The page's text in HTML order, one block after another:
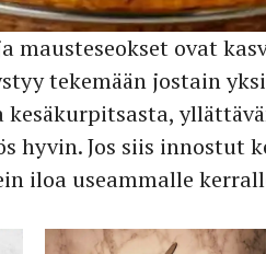
mausteseokset ovat
tekemään jostain
hyvin. Jos siis innostut
iloa useammalle